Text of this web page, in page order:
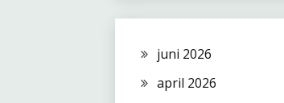
juni 2026
april 2026